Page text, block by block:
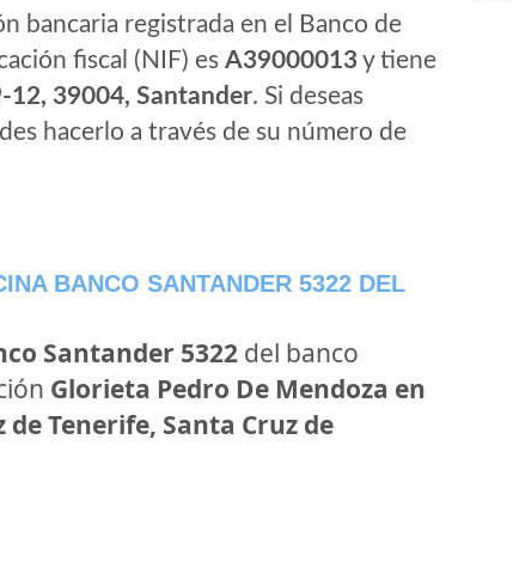
bancaria registrada en el Banco de
fiscal (NIF) es A39000013y tiene
12, 39004, Santander. Si deseas
hacerlo a través de su número de
BANCO SANTANDER 5322 DEL
Santander 5322 del banco
Glorieta Pedro De Mendoza en
de Tenerife, Santa Cruz de